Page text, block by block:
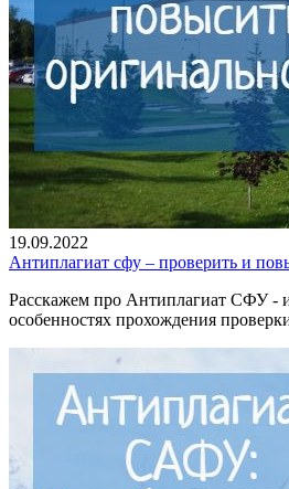
19.09.2022
Антиплагиат сфу – проверить и
Расскажем про Антиплагиат СФУ -
особенностях прохождения